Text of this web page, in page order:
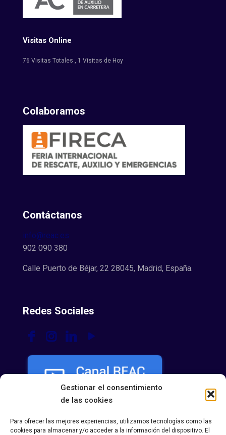
Gestionar el consentimiento
de las cookies
Para ofrecer las mejores experiencias, utilizamos tecnologías como las
cookies para almacenar y/o acceder a la información del dispositivo. El
Visitas Online
76 Visitas Totales , 1 Visitas de Hoy
Colaboramos
Contáctanos
info@reac.es
902 090 380
Calle Puerto de Béjar, 22 28045, Madrid, España.
Redes Sociales